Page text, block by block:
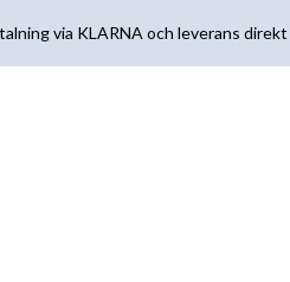
via KLARNA och leverans